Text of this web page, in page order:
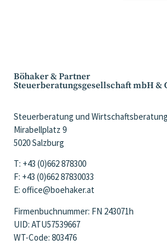
Böhaker & Partner
Steuerberatungsgesellschaft mbH &
Steuerberatung und Wirtschaftsberatung
Mirabellplatz 9
5020 Salzburg
T: +43 (0)662 878300
F: +43 (0)662 87830033
E: office@boehaker.at
Firmenbuchnummer: FN 243071h
UID: ATU57539667
WT-Code: 803476